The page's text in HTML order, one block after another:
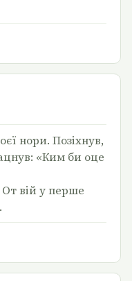
нори. Позіхнув,
«Ким би оце
вій у перше